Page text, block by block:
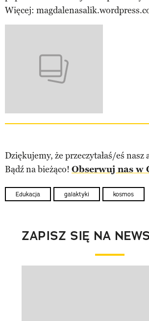
Więcej:
Dziękujemy, że przeczytałaś/eś nasz
Bądź na bieżąco! Obserwuj nas w
Edukacja galaktyki kosmos
ZAPISZ SIĘ NA